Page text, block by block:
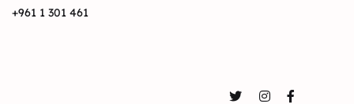
+961 1 301 461
Facebook
Instagram
Twitter